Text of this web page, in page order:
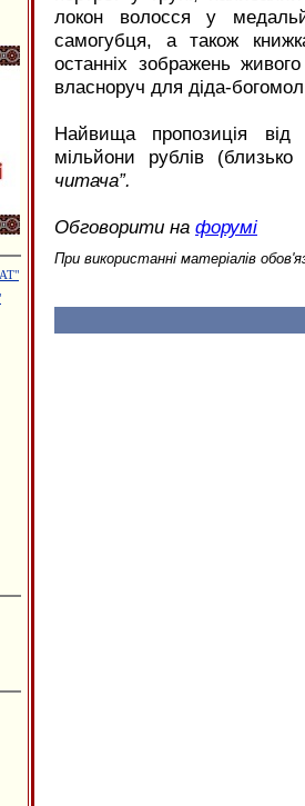
локон волосся у
самогубця, а також
останніх зображень
власноруч для діда-
Найвища пропозиція
мільйони рублів
читача”.
Обговорити на форумі
При використанні матеріалів